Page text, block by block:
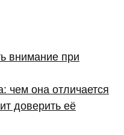
внимание при
чем она отличается
доверить её